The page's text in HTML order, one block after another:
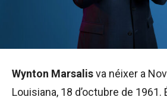
Wynton Marsalisva néixer a
Louisiana, 18 d’octubre de